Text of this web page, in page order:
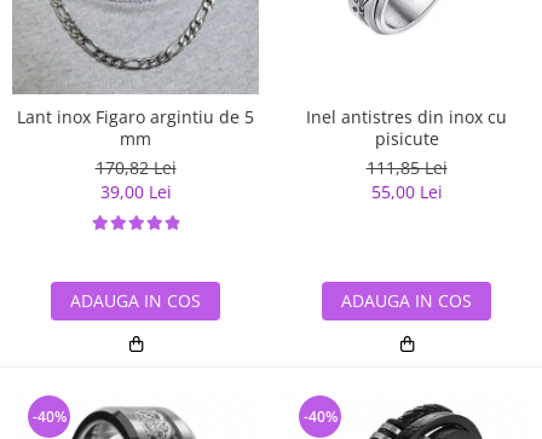
Lant inox Figaro argintiu de 5
mm
170,82 Lei
39,00 Lei
ADAUGA IN COS
Inel antistres din inox cu
pisicute
111,85 Lei
55,00 Lei
ADAUGA IN COS
-40% -40%